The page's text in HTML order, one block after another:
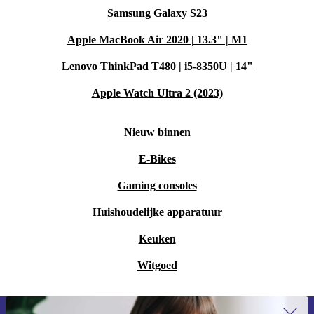
Samsung Galaxy S23
Apple MacBook Air 2020 | 13.3" | M1
Lenovo ThinkPad T480 | i5-8350U | 14"
Apple Watch Ultra 2 (2023)
Nieuw binnen
E-Bikes
Gaming consoles
Huishoudelijke apparatuur
Keuken
Witgoed